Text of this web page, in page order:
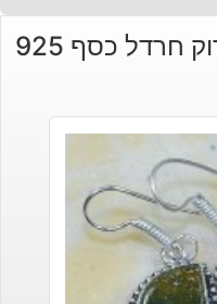
חרדל כסף 925